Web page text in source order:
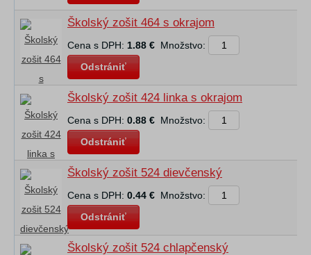
Školský zošit 464 s okrajom
Cena s DPH: 1.88 € Množstvo:
Odstrániť
Školský zošit 424 linka s okrajom
Cena s DPH: 0.88 € Množstvo:
Odstrániť
Školský zošit 524 dievčenský
Cena s DPH: 0.44 € Množstvo:
Odstrániť
Školský zošit 524 chlapčenský